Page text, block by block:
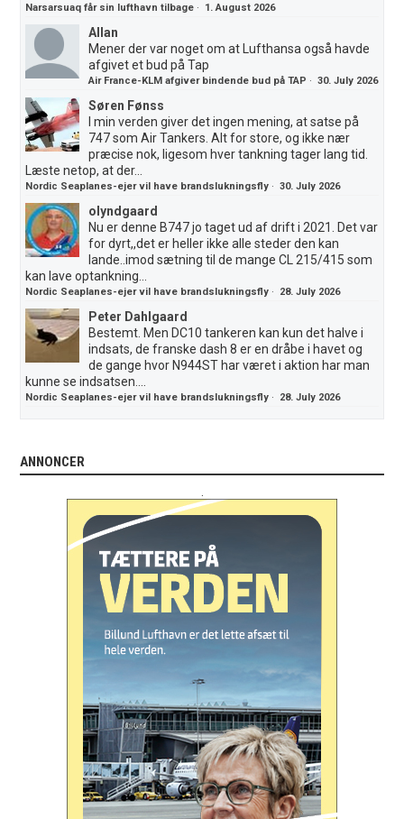
Narsarsuaq får sin lufthavn tilbage · 1. August 2026
Allan
Mener der var noget om at Lufthansa også havde
afgivet et bud på Tap
Air France-KLM afgiver bindende bud på TAP ·30. July 2026
Søren Fønss
I min verden giver det ingen mening, at satse på
747 som Air Tankers. Alt for store, og ikke nær
præcise nok, ligesom hver tankning tager lang tid.
Læste netop, at der...
Nordic Seaplanes-ejer vil have brandslukningsfly ·30. July 2026
olyndgaard
Nu er denne B747 jo taget ud af drift i 2021. Det var
for dyrt,,det er heller ikke alle steder den kan
lande..imod sætning til de mange CL 215/415 som
kan lave optankning...
Nordic Seaplanes-ejer vil have brandslukningsfly · 28. July 2026
Peter Dahlgaard
Bestemt. Men DC10 tankeren kan kun det halve i
indsats, de franske dash 8 er en dråbe i havet og
de gange hvor N944ST har været i aktion har man
kunne se indsatsen....
Nordic Seaplanes-ejer vil have brandslukningsfly · 28. July 2026
ANNONCER